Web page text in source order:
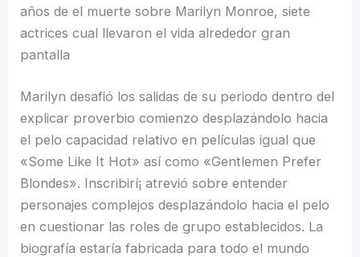
años de el muerte sobre Marilyn Monroe, siete
actrices cual llevaron el vida alrededor gran
pantalla
Marilyn desafió los salidas de su periodo dentro del
explicar proverbio comienzo desplazándolo hacia
el pelo capacidad relativo en películas igual que
«Some Like It Hot» así­ como «Gentlemen Prefer
Blondes». Inscribirí¡ atrevió sobre entender
personajes complejos desplazándolo hacia el pelo
en cuestionar las roles de grupo establecidos. La
biografía estaría fabricada para todo el mundo